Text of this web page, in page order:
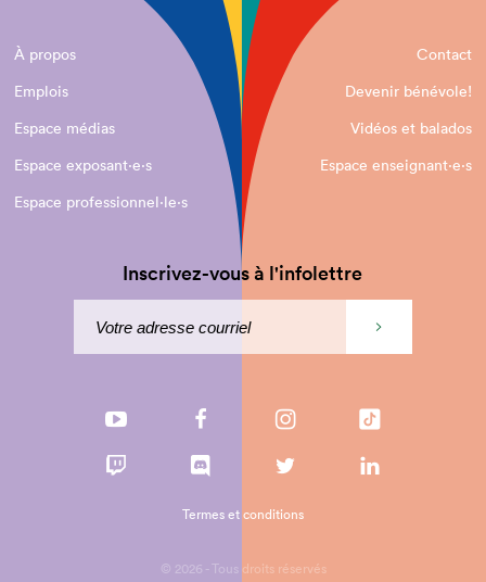
À propos
Contact
Emplois
Devenir bénévole!
Espace médias
Vidéos et balados
Espace exposant·e⋅s
Espace enseignant·e⋅s
Espace professionnel·le⋅s
Inscrivez-vous à l'infolettre
© 2026 - Tous droits réservés
Termes et conditions